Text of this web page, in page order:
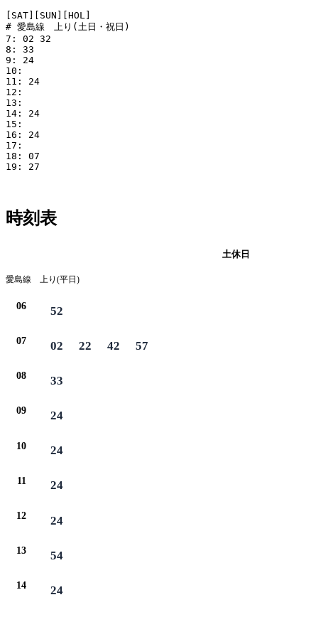
[SAT][SUN][HOL]
# 愛島線　上り(土日・祝日)
7: 02 32
8: 33
9: 24
10:
11: 24
12:
13:
14: 24
15:
16: 24
17:
18: 07
19: 27
時刻表
土休日
愛島線 上り(平日)
06 52
07 02 22 42 57
08 33
09 24
10 24
11 24
12 24
13 54
14 24